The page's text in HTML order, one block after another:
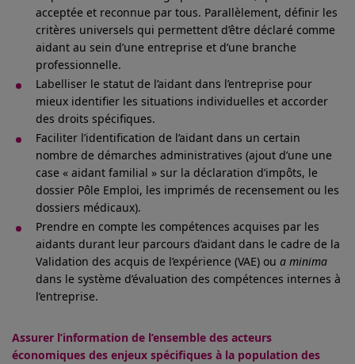
acceptée et reconnue par tous. Parallèlement, définir les
critères universels qui permettent d’être déclaré comme
aidant au sein d’une entreprise et d’une branche
professionnelle.
Labelliser le statut de l’aidant dans l’entreprise pour
mieux identifier les situations individuelles et accorder
des droits spécifiques.
Faciliter l’identification de l’aidant dans un certain
nombre de démarches administratives (ajout d’une une
case « aidant familial » sur la déclaration d’impôts, le
dossier Pôle Emploi, les imprimés de recensement ou les
dossiers médicaux).
Prendre en compte les compétences acquises par les
aidants durant leur parcours d’aidant dans le cadre de la
Validation des acquis de l’expérience (VAE) ou a minima
dans le système d’évaluation des compétences internes à
l’entreprise.
Assurer l’information de l’ensemble des acteurs
économiques des enjeux spécifiques à la population des